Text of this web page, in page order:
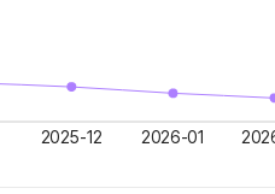
2025-12 2026-01